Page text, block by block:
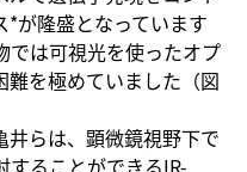
*が隆盛となっています
では可視光を使ったオプ
難を極めていました（図
らは、顕微鏡視野下で
することができるIR-